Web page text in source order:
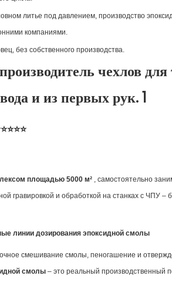
литье под давлением, производство
компаниями.
без собственного производства.
площадью 5000 м², самостоятельно
и обработкой на станках с ЧПУ –
линии дозирования эпоксидной смолы
смешивание смолы, пеногашение и
смолы– это реальный производственный